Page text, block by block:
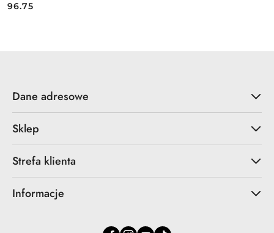
Cena:
96.75
Dane adresowe
Sklep
Strefa klienta
Informacje